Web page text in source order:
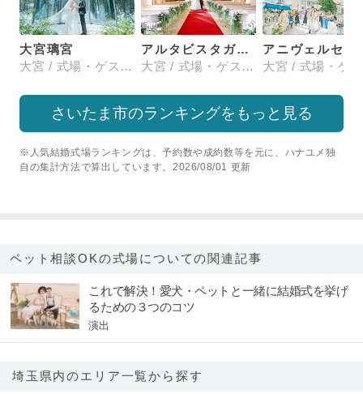
大宮璃宮
大宮 / 式場・ゲストハウス
アルタビスタガーデン
大宮 / 式場・ゲストハウス
さいたま市のランキングをもっと見る
※人気結婚式場ランキングは、予約数や成約数等を元に、ハナユメ独
自の集計方法で算出しています。2026/08/01 更新
ペット相談OKの式場についての関連記事
これで解決！愛犬・ペットと一緒に結婚式を挙げ
るための３つのコツ
演出
埼玉県内のエリア一覧から探す